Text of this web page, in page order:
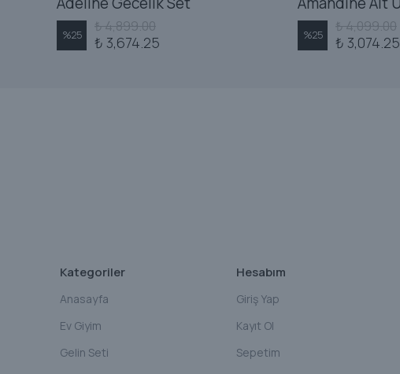
%25
₺ 4,899.00
₺ 3,674.25 %25
₺ 4,099.00
₺ 3,074.25
Kategoriler
Anasayfa
Ev Giyim
Gelin Seti
Hesabım
Giriş Yap
Kayıt Ol
Sepetim